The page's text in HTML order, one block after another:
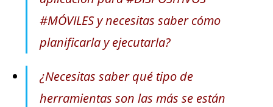
#MÓVILES y necesitas saber cómo
planificarla y ejecutarla?
¿Necesitas saber qué tipo de
herramientas son las más se están